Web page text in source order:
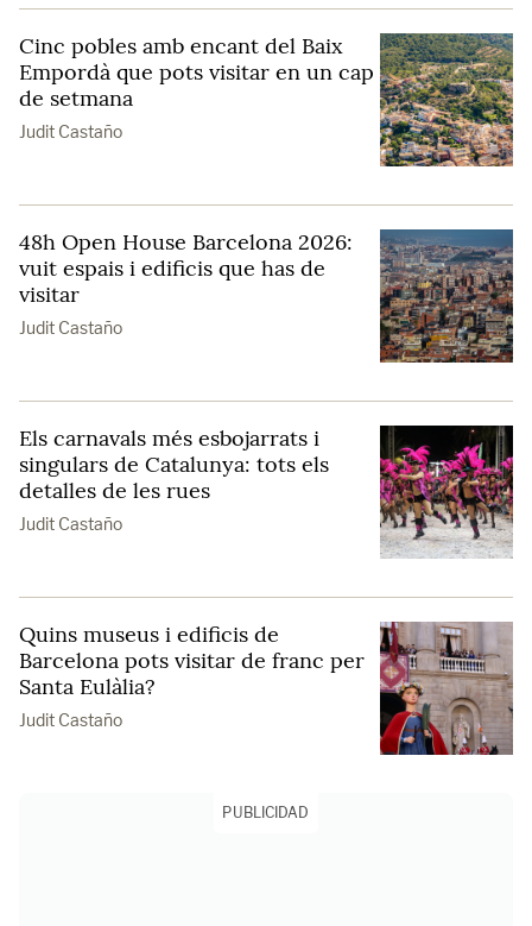
Cinc pobles amb encant del Baix
Empordà que pots visitar en un cap
de setmana
Judit Castaño
48h Open House Barcelona 2026:
vuit espais i edificis que has de
visitar
Judit Castaño
Els carnavals més esbojarrats i
singulars de Catalunya: tots els
detalles de les rues
Judit Castaño
Quins museus i edificis de
Barcelona pots visitar de franc per
Santa Eulàlia?
Judit Castaño
PUBLICIDAD